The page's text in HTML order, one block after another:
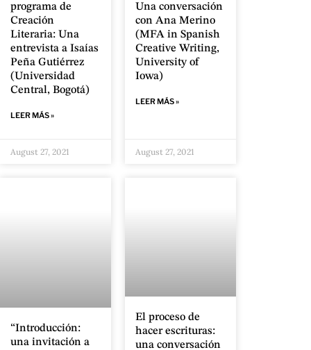
programa de
Creación
Literaria: Una
entrevista a Isaías
Peña Gutiérrez
(Universidad
Central, Bogotá)
LEER MÁS »
August 27, 2021
Una conversación
con Ana Merino
(MFA in Spanish
Creative Writing,
University of
Iowa)
LEER MÁS »
August 27, 2021
“Introducción:
una invitación a
El proceso de
hacer escrituras:
una conversación